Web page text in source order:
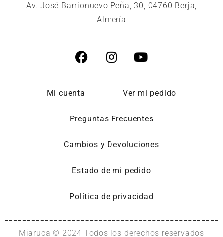
Av. José Barrionuevo Peña, 30, 04760 Berja,
Almería
Mi cuenta Ver mi pedido
Preguntas Frecuentes
Cambios y Devoluciones
Estado de mi pedido
Política de privacidad
Miaruca © 2024 Todos los derechos reservados